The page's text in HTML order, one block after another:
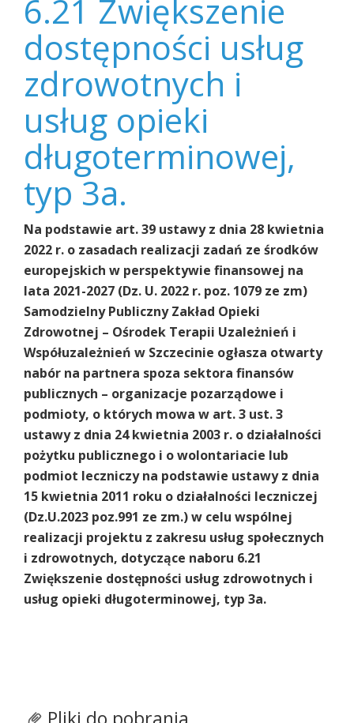
6.21 Zwiększenie
dostępności usług
zdrowotnych i
usług opieki
długoterminowej,
typ 3a.
Na podstawie art. 39 ustawy z dnia 28 kwietnia
2022 r. o zasadach realizacji zadań ze środków
europejskich w perspektywie finansowej na
lata 2021-2027 (Dz. U. 2022 r. poz. 1079 ze zm)
Samodzielny Publiczny Zakład Opieki
Zdrowotnej – Ośrodek Terapii Uzależnień i
Współuzależnień w Szczecinie ogłasza otwarty
nabór na partnera spoza sektora finansów
publicznych – organizacje pozarządowe i
podmioty, o których mowa w art. 3 ust. 3
ustawy z dnia 24 kwietnia 2003 r. o działalności
pożytku publicznego i o wolontariacie lub
podmiot leczniczy na podstawie ustawy z dnia
15 kwietnia 2011 roku o działalności leczniczej
(Dz.U.2023 poz.991 ze zm.) w celu wspólnej
realizacji projektu z zakresu usług społecznych
i zdrowotnych, dotyczące naboru 6.21
Zwiększenie dostępności usług zdrowotnych i
usług opieki długoterminowej, typ 3a.